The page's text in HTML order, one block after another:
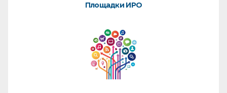
Площадки ИРО